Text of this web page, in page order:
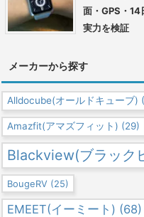
面・GPS・14
実力を検証
メーカーから探す
Alldocube(オールドキューブ)
Amazfit(アマズフィット) (29)
Blackview(ブラック
BougeRV (25)
EMEET(イーミート) (68)